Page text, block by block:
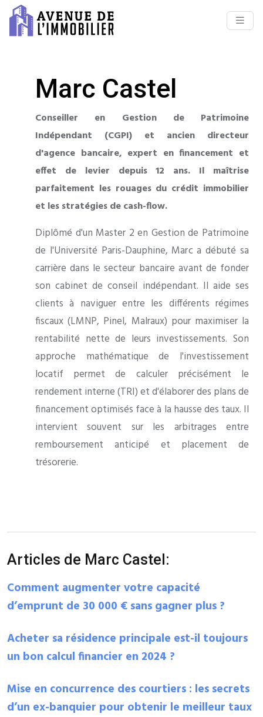
Marc Castel
Conseiller en Gestion de Patrimoine
Indépendant (CGPI) et ancien directeur
d'agence bancaire, expert en financement et
effet de levier depuis 12 ans. Il maîtrise
parfaitement les rouages du crédit immobilier
et les stratégies de cash-flow.
Diplômé d'un Master 2 en Gestion de Patrimoine
de l'Université Paris-Dauphine, Marc a débuté sa
carrière dans le secteur bancaire avant de fonder
son cabinet de conseil indépendant. Il aide ses
clients à naviguer entre les différents régimes
fiscaux (LMNP, Pinel, Malraux) pour maximiser la
rentabilité nette de leurs investissements. Son
approche mathématique de l'investissement
locatif permet de calculer précisément le
rendement interne (TRI) et d'élaborer des plans de
financement optimisés face à la hausse des taux. Il
intervient souvent sur les arbitrages entre
remboursement anticipé et placement de
trésorerie.
Articles de Marc Castel:
Comment augmenter votre capacité
d’emprunt de 30 000 € sans gagner plus ?
Acheter sa résidence principale est-il toujours
un bon calcul financier en 2024 ?
Mise en concurrence des courtiers : les secrets
d’un ex-banquier pour obtenir le meilleur taux